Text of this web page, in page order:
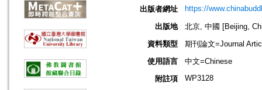
出版者網址
https://
出版地
北京, 中國 [Beijing,
資料類型
期刊論文=Journal
使用語言
中文=Chinese
附註項
WP3128